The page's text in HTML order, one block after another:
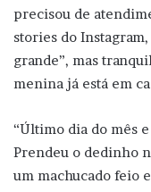
precisou de
stories do
grande”, mas
menina já está em
“Último dia do mês
Prendeu o dedinho
um machucado feio